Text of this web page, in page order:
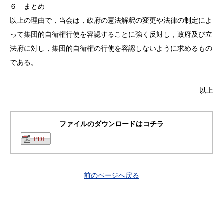
６ まとめ
以上の理由で，当会は，政府の憲法解釈の変更や法律の制定によ
って集団的自衛権行使を容認することに強く反対し，政府及び立
法府に対し，集団的自衛権の行使を容認しないように求めるもの
である。
以上
ファイルのダウンロードはコチラ
前のページへ戻る